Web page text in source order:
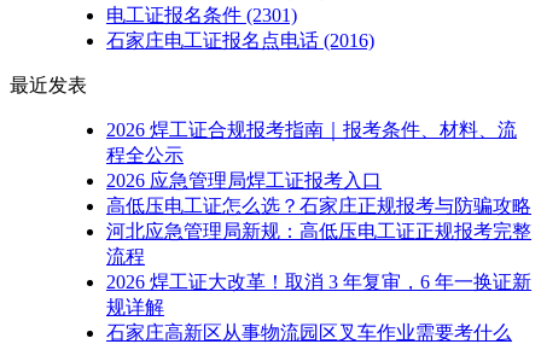
电工证报名条件 (2301)
石家庄电工证报名点电话 (2016)
最近发表
2026 焊工证合规报考指南｜报考条件、材料、流
程全公示
2026 应急管理局焊工证报考入口
高低压电工证怎么选？石家庄正规报考与防骗攻略
河北应急管理局新规：高低压电工证正规报考完整
流程
2026 焊工证大改革！取消 3 年复审，6 年一换证新
规详解
石家庄高新区从事物流园区叉车作业需要考什么